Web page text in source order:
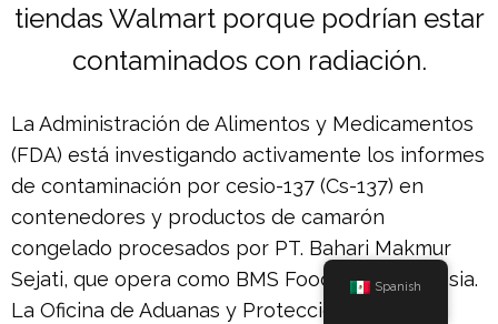
tiendas Walmart porque podrían estar
contaminados con radiación.
La Administración de Alimentos y Medicamentos
(FDA) está investigando activamente los informes
de contaminación por cesio-137 (Cs-137) en
contenedores y productos de camarón
congelado procesados ​​por PT. Bahari Makmur
Sejati, que opera como BMS Foods, de Indonesia.
La Oficina de Aduanas y Protección Fronteriza
Spanish